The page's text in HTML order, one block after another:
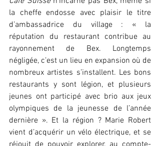
la cheffe endosse avec plaisir le titre
d’ambassadrice du village : « la
réputation du restaurant contribue au
rayonnement de Bex. Longtemps
négligée, c’est un lieu en expansion où de
nombreux artistes s’installent. Les bons
restaurants y sont légion, et plusieurs
jeunes ont participé avec brio aux jeux
olympiques de la jeunesse de l’année
dernière ». Et la région ? Marie Robert
vient d’acquérir un vélo électrique, et se